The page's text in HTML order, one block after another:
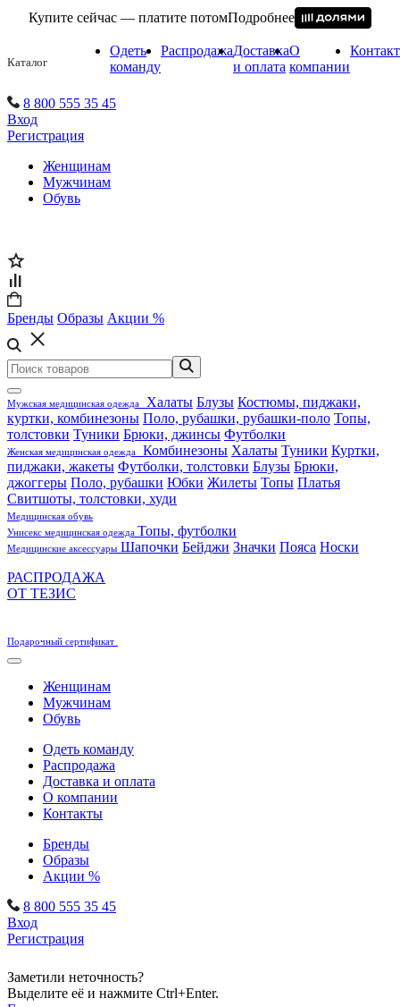
Купите сейчас — платите потомПодробнее
Каталог
Одеть
команду
РаспродажаДоставка
и оплата
О
компании
8 800 555 35 45
Вход
Регистрация
Женщинам
Мужчинам
Обувь
Бренды Образы Акции %
Мужская медицинская одежда Халаты Блузы Костюмы, пиджаки,
куртки, комбинезоны Поло, рубашки, рубашки-поло Топы,
толстовки Туники Брюки, джинсы Футболки
Женская медицинская одежда Комбинезоны Халаты Туники Куртки,
пиджаки, жакеты Футболки, толстовки Блузы Брюки,
джоггеры Поло, рубашки Юбки Жилеты Топы Платья
Свитшоты, толстовки, худи
Медицинская обувь
Унисекс медицинская одежда Топы, футболки
Медицинские аксессуары Шапочки Бейджи Значки Пояса Носки
РАСПРОДАЖА
ОТ ТЕЗИС
Подарочный сертификат
Женщинам
Мужчинам
Обувь
Одеть команду
Распродажа
Доставка и оплата
О компании
Контакты
Бренды
Образы
Акции %
8 800 555 35 45
Вход
Регистрация
Заметили неточность?
Выделите её и нажмите Ctrl+Enter.